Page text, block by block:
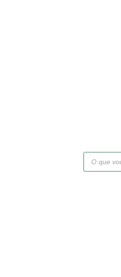
Pesquisar
produtos